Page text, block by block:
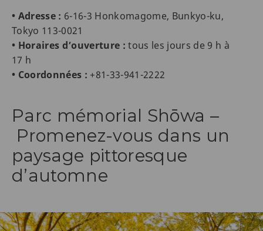
• Adresse : 6-16-3 Honkomagome, Bunkyo-ku,
Tokyo 113-0021
• Horaires d’ouverture : tous les jours de 9 h à
17 h
• Coordonnées : +81-33-941-2222
Parc mémorial Shōwa –
Promenez-vous dans un
paysage pittoresque
d’automne